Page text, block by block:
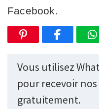
Facebook.
Vous utilisez
pour recevoir
gratuitement.